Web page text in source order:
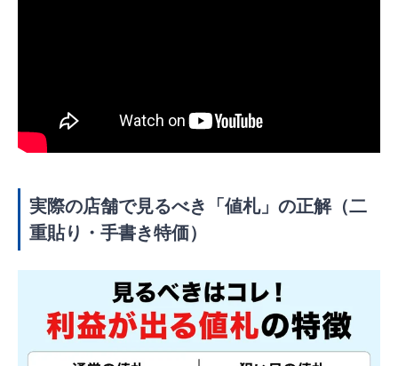
実際の店舗で見るべき「値札」の正解（二
重貼り・手書き特価）